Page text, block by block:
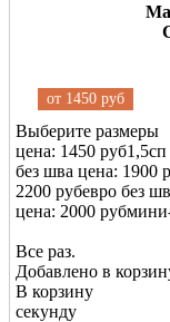
от 1450 руб
Выберите размеры
цена: 1450 руб1,5сп
без шва цена: 1900
2200 рубевро без
цена: 2000 руб
Все раз.
Добавлено в
В корзину
секунду